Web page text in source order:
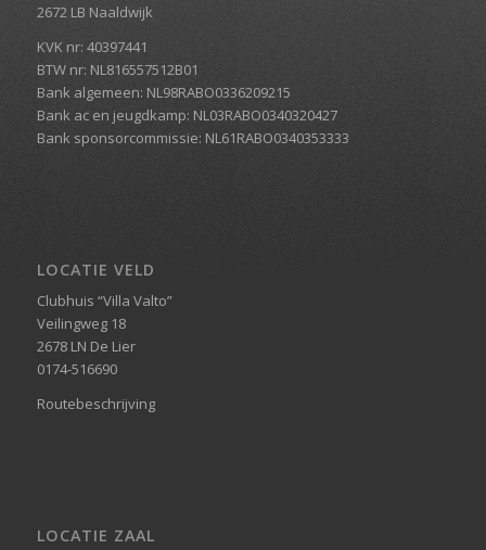
2672 LB Naaldwijk
KVK nr: 40397441
BTW nr: NL816557512B01
Bank algemeen: NL98RABO0336209215
Bank ac en jeugdkamp: NL03RABO0340320427
Bank sponsorcommissie: NL61RABO0340353333
LOCATIE VELD
Clubhuis “Villa Valto”
Veilingweg 18
2678 LN De Lier
0174-516690
Routebeschrijving
LOCATIE ZAAL